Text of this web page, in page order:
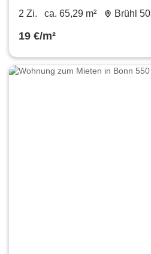
Brühl!
2 Zi. ca. 65,29 m² Brühl
19 €/m²